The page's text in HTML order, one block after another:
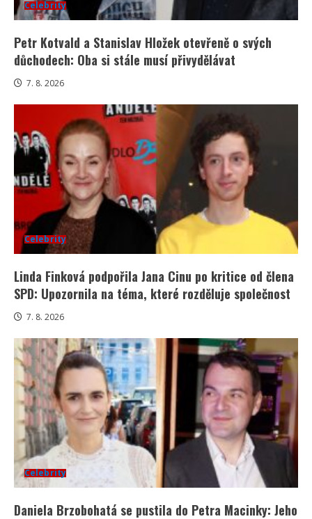
Celebrity
Petr Kotvald a Stanislav Hložek otevřeně o svých
důchodech: Oba si stále musí přivydělávat
7. 8. 2026
Celebrity
Linda Finková podpořila Jana Cinu po kritice od člena
SPD: Upozornila na téma, které rozděluje společnost
7. 8. 2026
Celebrity
Daniela Brzobohatá se pustila do Petra Macinky: Jeho